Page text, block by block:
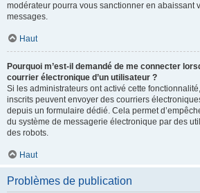
modérateur pourra vous sanctionner en abaissant
messages.
Haut
Pourquoi m’est-il demandé de me connecter
courrier électronique d’un utilisateur ?
Si les administrateurs ont activé cette
inscrits peuvent envoyer des courriers
depuis un formulaire dédié. Cela permet
du système de messagerie électronique par des
des robots.
Haut
Problèmes de publication